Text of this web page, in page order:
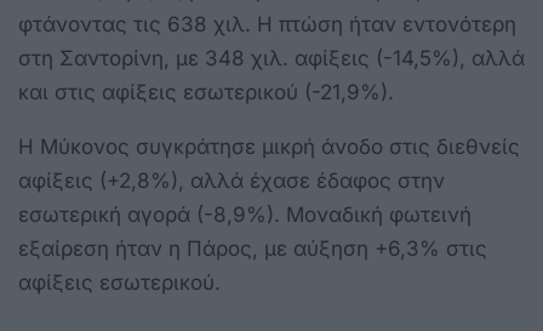
φτάνοντας τις 638 χιλ. Η πτώση ήταν εντονότερη
στη Σαντορίνη, με 348 χιλ. αφίξεις (-14,5%), αλλά
και στις αφίξεις εσωτερικού (-21,9%).
Η Μύκονος συγκράτησε μικρή άνοδο στις διεθνείς
αφίξεις (+2,8%), αλλά έχασε έδαφος στην
εσωτερική αγορά (-8,9%). Μοναδική φωτεινή
εξαίρεση ήταν η Πάρος, με αύξηση +6,3% στις
αφίξεις εσωτερικού.